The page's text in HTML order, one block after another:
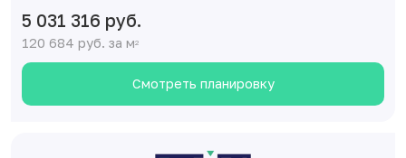
5 031 316 руб.
120 684 руб. за м2
Смотреть планировку